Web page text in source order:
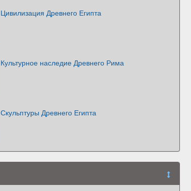
Цивилизация Древнего Египта
Культурное наследие Древнего Рима
Скульптуры Древнего Египта